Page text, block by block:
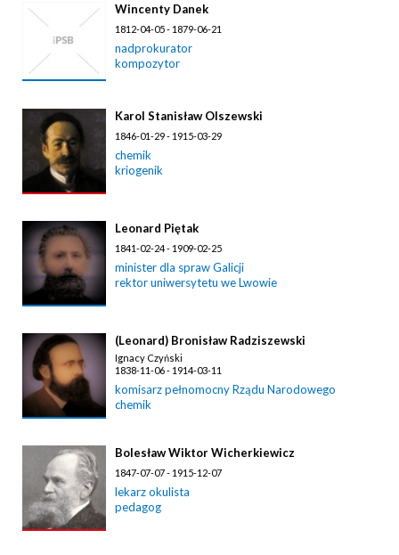
Wincenty Danek
1812-04-05 - 1879-06-21
nadprokurator
kompozytor
Karol Stanisław Olszewski
1846-01-29 - 1915-03-29
chemik
kriogenik
Leonard Piętak
1841-02-24 - 1909-02-25
minister dla spraw Galicji
rektor uniwersytetu we Lwowie
(Leonard) Bronisław Radziszewski
Ignacy Czyński
1838-11-06 - 1914-03-11
komisarz pełnomocny Rządu Narodowego
chemik
Bolesław Wiktor Wicherkiewicz
1847-07-07 - 1915-12-07
lekarz okulista
pedagog